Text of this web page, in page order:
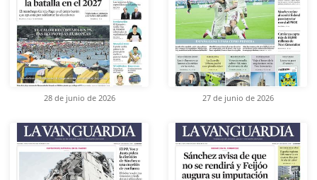
28 de junio de 2026 27 de junio de 2026